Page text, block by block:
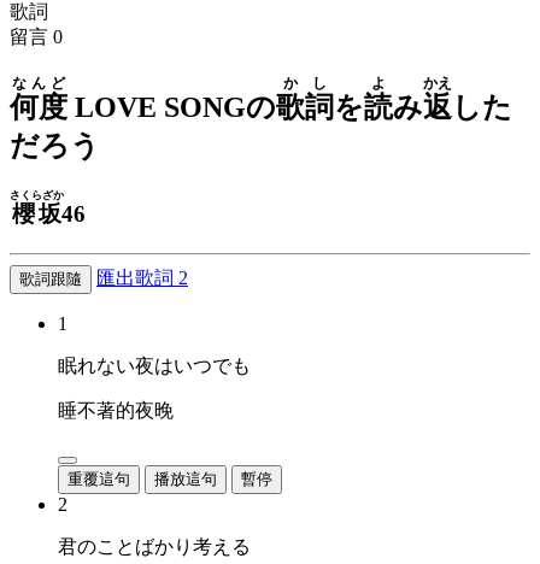
歌詞
留言 0
何度
なんど
LOVE SONGの歌詞
かし
を読
よ
み返
かえ
した
だろう
櫻坂
さくらざか
46
歌詞跟隨 匯出歌詞 2
1
眠れない夜はいつでも
睡不著的夜晚
重覆這句 播放這句 暫停
2
君のことばかり考える